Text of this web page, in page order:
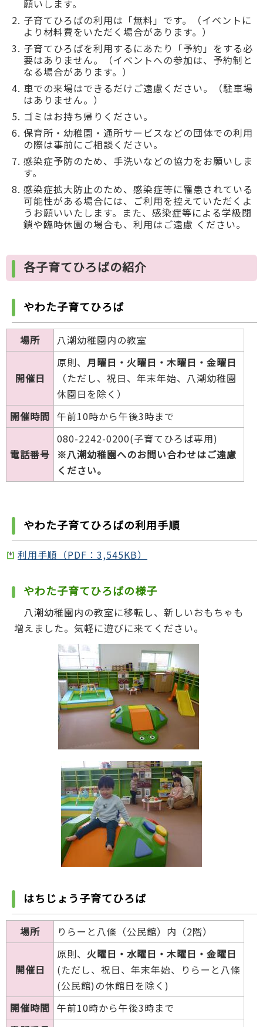
願いします。
子育てひろばの利用は「無料」です。（イベントに
より材料費をいただく場合があります。）
子育てひろばを利用するにあたり「予約」をする必
要はありません。（イベントへの参加は、予約制と
なる場合があります。）
車での来場はできるだけご遠慮ください。（駐車場
はありません。）
ゴミはお持ち帰りください。
保育所・幼稚園・通所サービスなどの団体での利用
の際は事前にご相談ください。
感染症予防のため、手洗いなどの協力をお願いしま
す。
感染症拡大防止のため、感染症等に罹患されている
可能性がある場合には、ご利用を控えていただくよ
うお願いいたします。また、感染症等による学級閉
鎖や臨時休園の場合も、利用はご遠慮 ください。
各子育てひろばの紹介
やわた子育てひろば
場所 八潮幼稚園内の教室
開催日
原則、 月曜日・火曜日・木曜日・金曜日
（ただし、祝日、年末年始、八潮幼稚園
休園日を除く）
開催時間 午前10時から午後3時まで
電話番号
080-2242-0200(子育てひろば専用)
※八潮幼稚園へのお問い合わせはご遠慮
ください。
やわた子育てひろばの利用手順
利用手順（PDF：3,545KB）
やわた子育てひろばの様子
八潮幼稚園内の教室に移転し、新しいおもちゃも
増えました。気軽に遊びに来てください。
はちじょう子育てひろば
場所 りらーと八條（公民館）内（2階）
開催日
原則、 火曜日・水曜日・木曜日・金曜日
(ただし、祝日、年末年始、りらーと八條
(公民館)の休館日を除く)
開催時間 午前10時から午後3時まで